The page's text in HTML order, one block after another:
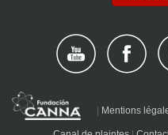
Mentions